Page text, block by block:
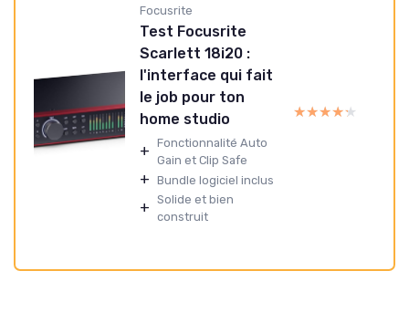
Focusrite
Test Focusrite
Scarlett 18i20 :
l'interface qui fait
le job pour ton
home studio
+ Fonctionnalité Auto
Gain et Clip Safe
+ Bundle logiciel inclus
+ Solide et bien
construit
★★★★★
★★★★★